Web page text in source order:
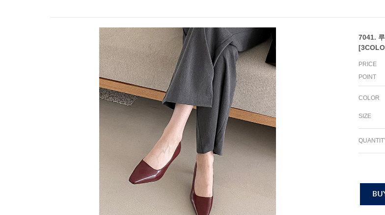
7041.
PRICE
POINT
COLOR
SIZE